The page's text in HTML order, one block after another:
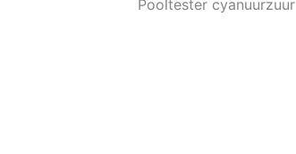
Pooltester cyanuurzuur